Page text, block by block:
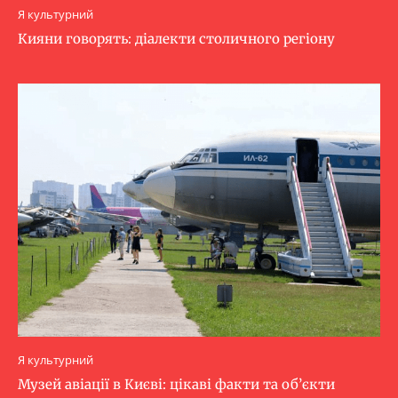
Я культурний
Кияни говорять: діалекти столичного регіону
Я культурний
Музей авіації в Києві: цікаві факти та об’єкти